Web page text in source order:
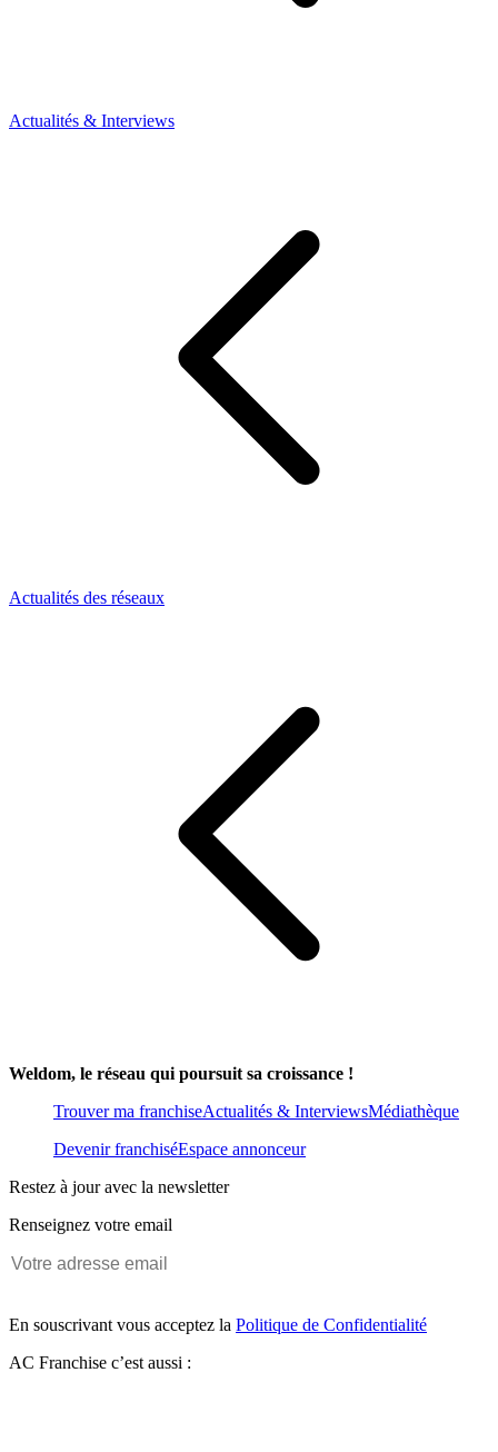
Actualités & Interviews
Actualités des réseaux
Weldom, le réseau qui poursuit sa croissance !
Trouver ma franchiseActualités & InterviewsMédiathèque
Devenir franchiséEspace annonceur
Restez à jour avec la newsletter
Renseignez votre email
En souscrivant vous acceptez la Politique de Confidentialité
AC Franchise c’est aussi :